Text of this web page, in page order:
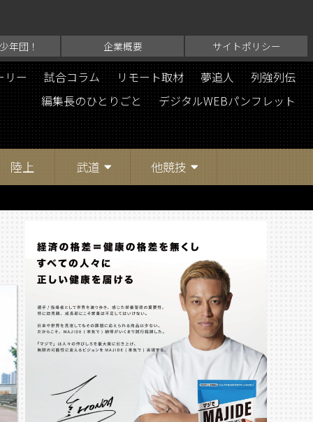
年団！ 企業概要 サイトポリシー
リー 試合コラム リモート取材 夢追人
列強列伝
編集長のひとりごと
デジタルWEBパンフレット
陸上 武道 他競技